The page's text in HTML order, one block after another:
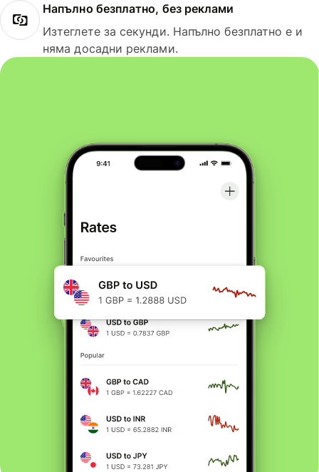
Напълно безплатно, без реклами
Изтеглете за секунди. Напълно безплатно е и
няма досадни реклами.